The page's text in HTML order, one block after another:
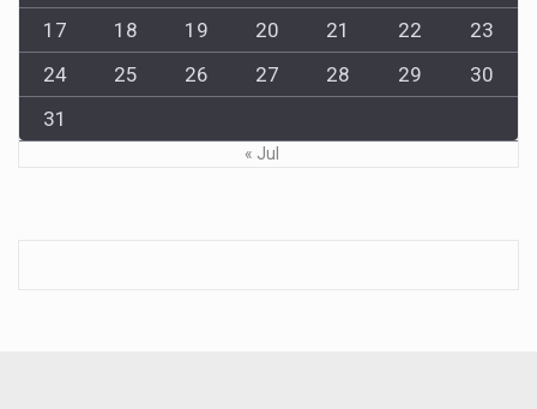
17
18 19 20 21 22
23
24
25 26 27 28 29
30
31
« Jul